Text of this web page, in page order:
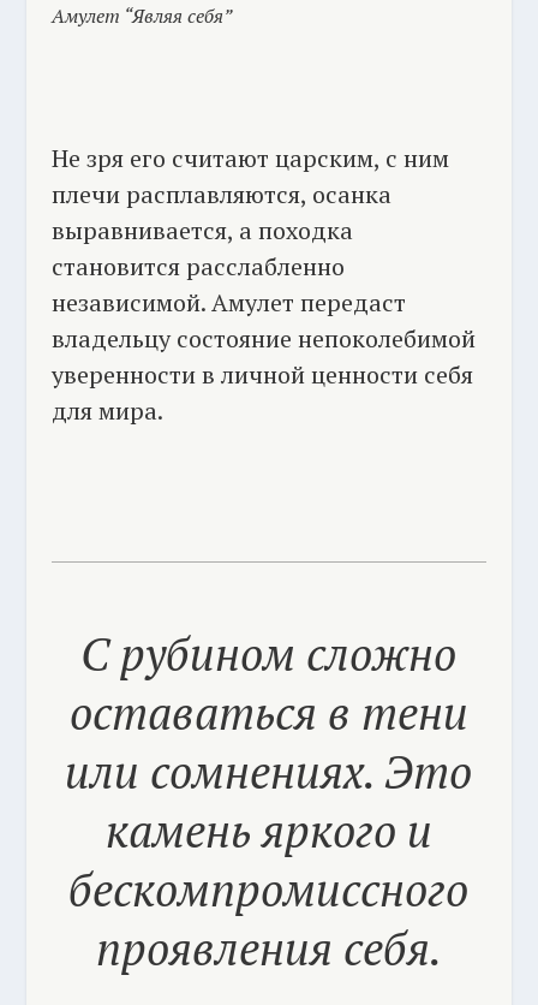
Амулет “Являя себя”
Не зря его считают царским, с ним
плечи расплавляются, осанка
выравнивается, а походка
становится расслабленно
независимой. Амулет передаст
владельцу состояние непоколебимой
уверенности в личной ценности себя
для мира.
С рубином сложно
оставаться в тени
или сомнениях. Это
камень яркого и
бескомпромиссного
проявления себя.